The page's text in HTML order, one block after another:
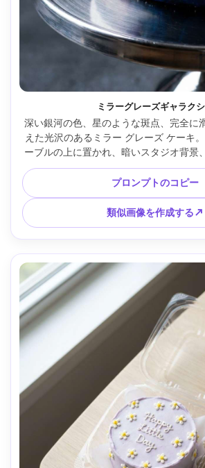
ミラーグレーズギャラク
深い銀河の色、星のような斑点、完全に
えた光沢のあるミラー グレーズ ケーキ
ーブルの上に置かれ、暗いスタジオ背景
備えたハード キー ライト、Nikon D850
クロ、f/8、超シャープ、ハイエンドの商
リアルなディテール --ar
プロンプトのコピー
類似画像を作成する↗